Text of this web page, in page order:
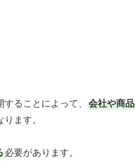
することによって、 会社や商
ります。
必要があります。